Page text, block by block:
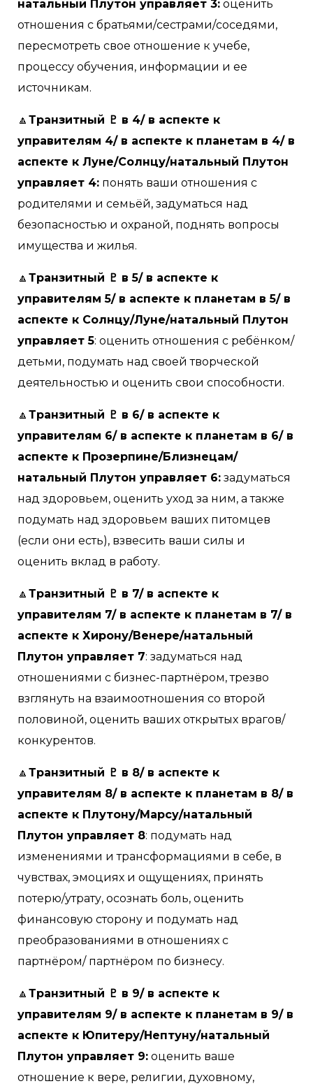
натальный Плутон управляет 3: оценить
отношения с братьями/сестрами/соседями,
пересмотреть свое отношение к учебе,
процессу обучения, информации и ее
источникам.
🔼 Транзитный ♇ в 4/ в аспекте к
управителям 4/ в аспекте к планетам в 4/ в
аспекте к Луне/Солнцу/натальный Плутон
управляет 4: понять ваши отношения с
родителями и семьёй, задуматься над
безопасностью и охраной, поднять вопросы
имущества и жилья.
🔼 Транзитный ♇ в 5/ в аспекте к
управителям 5/ в аспекте к планетам в 5/ в
аспекте к Солнцу/Луне/натальный Плутон
управляет 5: оценить отношения с ребёнком/
детьми, подумать над своей творческой
деятельностью и оценить свои способности.
🔼 Транзитный ♇ в 6/ в аспекте к
управителям 6/ в аспекте к планетам в 6/ в
аспекте к Прозерпине/Близнецам/
натальный Плутон управляет 6: задуматься
над здоровьем, оценить уход за ним, а также
подумать над здоровьем ваших питомцев
(если они есть), взвесить ваши силы и
оценить вклад в работу.
🔼 Транзитный ♇ в 7/ в аспекте к
управителям 7/ в аспекте к планетам в 7/ в
аспекте к Хирону/Венере/натальный
Плутон управляет 7: задуматься над
отношениями с бизнес-партнёром, трезво
взглянуть на взаимоотношения со второй
половиной, оценить ваших открытых врагов/
конкурентов.
🔼 Транзитный ♇ в 8/ в аспекте к
управителям 8/ в аспекте к планетам в 8/ в
аспекте к Плутону/Марсу/натальный
Плутон управляет 8: подумать над
изменениями и трансформациями в себе, в
чувствах, эмоциях и ощущениях, принять
потерю/утрату, осознать боль, оценить
финансовую сторону и подумать над
преобразованиями в отношениях с
партнёром/ партнёром по бизнесу.
🔼 Транзитный ♇ в 9/ в аспекте к
управителям 9/ в аспекте к планетам в 9/ в
аспекте к Юпитеру/Нептуну/натальный
Плутон управляет 9: оценить ваше
отношение к вере, религии, духовному,